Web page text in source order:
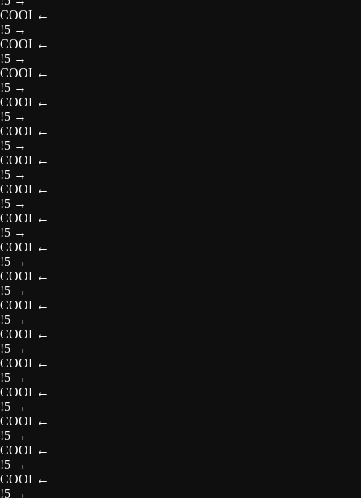
COOL ←
!5 →
COOL ←
!5 →
COOL ←
!5 →
COOL ←
!5 →
COOL ←
!5 →
COOL ←
!5 →
COOL ←
!5 →
COOL ←
!5 →
COOL ←
!5 →
COOL ←
!5 →
COOL ←
!5 →
COOL ←
!5 →
COOL ←
!5 →
COOL ←
!5 →
COOL ←
!5 →
COOL ←
!5 →
COOL ←
!5 →